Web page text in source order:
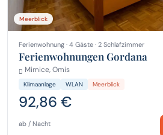
Meerblick
Ferienwohnung · 4 Gäste · 2 Schlafzimmer
Ferienwohnungen Gordana
Mimice, Omis
Klimaanlage WLAN Meerblick
92,86 €
ab / Nacht